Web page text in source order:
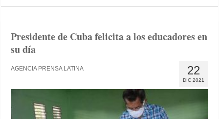
Presidente de Cuba felicita a los educadores en
su día
22
DIC 2021
AGENCIA PRENSA LATINA